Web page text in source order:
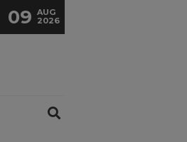
09 AUG
2026